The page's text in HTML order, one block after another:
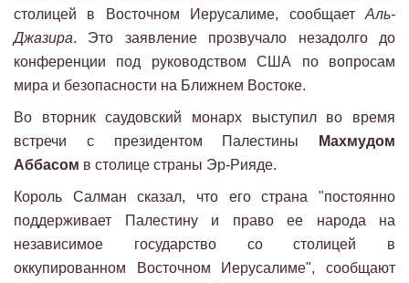
столицей в Восточном Иерусалиме, сообщаетАль-
Джазира. Это заявление прозвучало незадолго до
конференции под руководством США по вопросам
мира и безопасности на Ближнем Востоке.
Во вторник саудовский монарх выступил во время
встречи с президентом Палестины
Махмудом
Аббасом в столице страны Эр-Рияде.
Король Салман сказал, что его страна "постоянно
поддерживает Палестину и право ее народа на
независимое государство со столицей в
оккупированном Восточном Иерусалиме", сообщают